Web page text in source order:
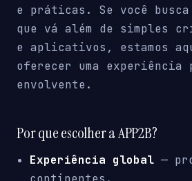
e práticas. Se você busca
que vá além de simples
e aplicativos, estamos
oferecer uma experiência
envolvente.
Por que escolher a APP2B?
Experiência global —